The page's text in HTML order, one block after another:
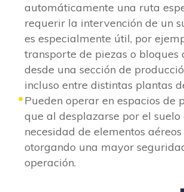
automáticamente una ruta
requerir la intervención de un
es especialmente útil, por
transporte de piezas o bloques
desde una sección de
incluso entre distintas plantas
Pueden operar en espacios de
que al desplazarse por el
necesidad de elementos aéreos
otorgando una mayor
operación.